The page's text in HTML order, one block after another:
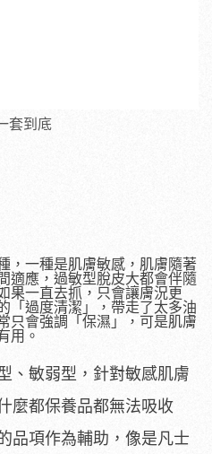
套到底
，一種是肌膚敏感，肌膚隨著
適應，過敏型脫皮大都會伴隨
果一直去抓，只會讓膚況更
「過度清潔」，帶走了太多油
只會強調「保濕」，可是肌膚
用。
、敏弱型，針對敏感肌膚
麼都保養品都無法吸收
品項作為輔助，像是凡士